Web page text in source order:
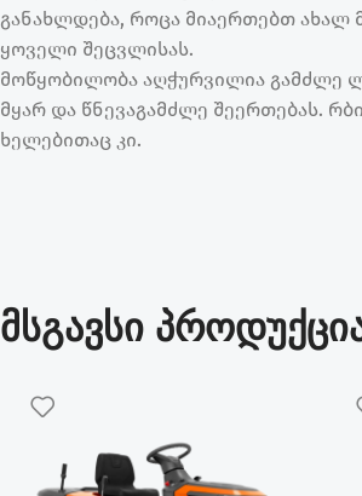
განახლდება, როცა მიაერთებთ
ყოველი შეცვლისას.
მოწყობილობა აღჭურვილია გამძლე
მყარ და წნევაგამძლე შეერთებას.
ხელებითაც კი.
მსგავსი